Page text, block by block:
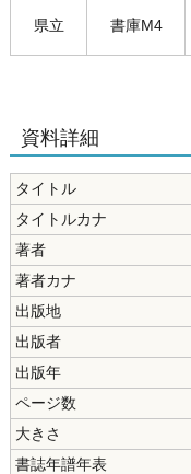
県立 書庫M4
資料詳細
タイトル
タイトルカナ
著者
著者カナ
出版地
出版者
出版年
ページ数
大きさ
書誌年譜年表